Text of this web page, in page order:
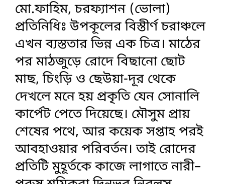
মো.ফাহিম, চরফ্যাশন (ভোলা)
প্রতিনিধিঃ ‎উপকূলের বিস্তীর্ণ চরাঞ্চলে
এখন ব্যস্ততার ভিন্ন এক চিত্র। মাঠের
পর মাঠজুড়ে রোদে বিছানো ছোট
মাছ, চিংড়ি ও ছেউয়া-দূর থেকে
দেখলে মনে হয় প্রকৃতি যেন সোনালি
কার্পেট পেতে দিয়েছে। মৌসুম প্রায়
শেষের পথে, আর কয়েক সপ্তাহ পরই
আবহাওয়ার পরিবর্তন। তাই রোদের
প্রতিটি মুহূর্তকে কাজে লাগাতে নারী–